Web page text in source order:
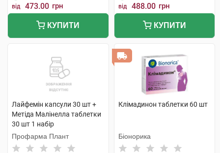
від 473.00 грн
КУПИТИ
від 488.00 грн
КУПИТИ
Лайфемін капсули 30 шт +
Метіда Малінелла таблетки
30 шт 1 набір
Профарма Плант
Клімадинон таблетки 60 шт
Біонорика